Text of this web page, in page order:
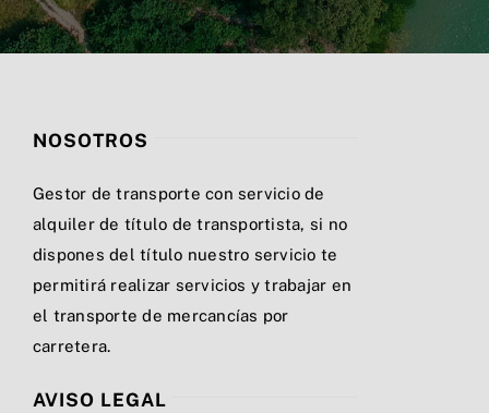
NOSOTROS
Gestor de transporte con servicio de
alquiler de título de transportista, si no
dispones del título nuestro servicio te
permitirá realizar servicios y trabajar en
el transporte de mercancías por
carretera.
AVISO LEGAL